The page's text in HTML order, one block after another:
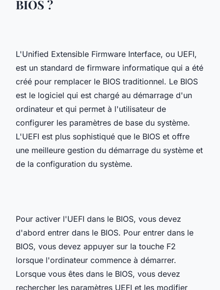
BIOS ?
L'Unified Extensible Firmware Interface, ou UEFI,
est un standard de firmware informatique qui a été
créé pour remplacer le BIOS traditionnel. Le BIOS
est le logiciel qui est chargé au démarrage d'un
ordinateur et qui permet à l'utilisateur de
configurer les paramètres de base du système.
L'UEFI est plus sophistiqué que le BIOS et offre
une meilleure gestion du démarrage du système et
de la configuration du système.
Pour activer l'UEFI dans le BIOS, vous devez
d'abord entrer dans le BIOS. Pour entrer dans le
BIOS, vous devez appuyer sur la touche F2
lorsque l'ordinateur commence à démarrer.
Lorsque vous êtes dans le BIOS, vous devez
rechercher les paramètres UEFI et les modifier